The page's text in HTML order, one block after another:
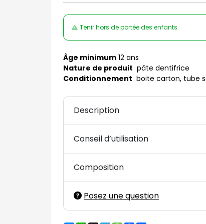
Tenir hors de portée des enfants
Âge minimum 12 ans
Nature de produit pâte dentifrice
Conditionnement boite carton, tube
Description
Conseil d’utilisation
Composition
Posez une question